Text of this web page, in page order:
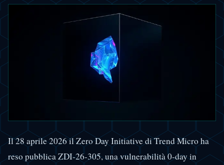
Il 28 aprile 2026 il Zero Day Initiative di Trend Micro ha
reso pubblica ZDI-26-305, una vulnerabilità 0-day in